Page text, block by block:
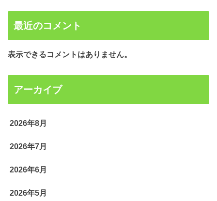
最近のコメント
表示できるコメントはありません。
アーカイブ
2026年8月
2026年7月
2026年6月
2026年5月